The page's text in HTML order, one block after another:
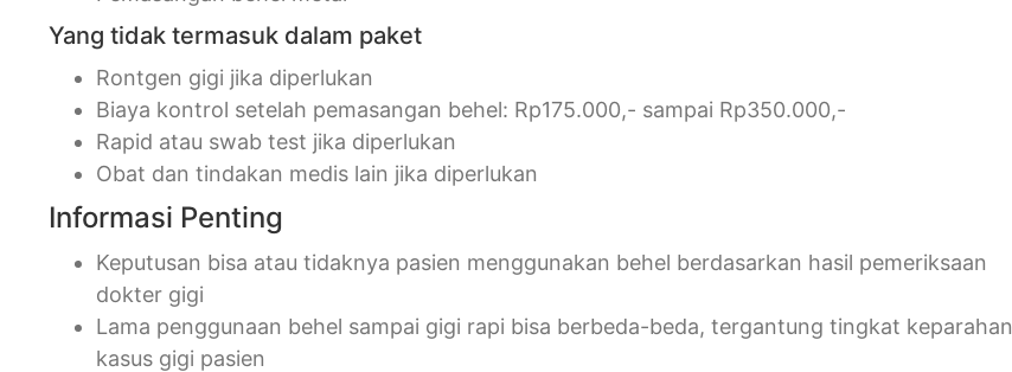
Yang tidak termasuk dalam paket
Rontgen gigi jika diperlukan
Biaya kontrol setelah pemasangan behel: Rp175.000,- sampai Rp350.000,-
Rapid atau swab test jika diperlukan
Obat dan tindakan medis lain jika diperlukan
Informasi Penting
Keputusan bisa atau tidaknya pasien menggunakan behel berdasarkan hasil pemeriksaan
dokter gigi
Lama penggunaan behel sampai gigi rapi bisa berbeda-beda, tergantung tingkat keparahan
kasus gigi pasien